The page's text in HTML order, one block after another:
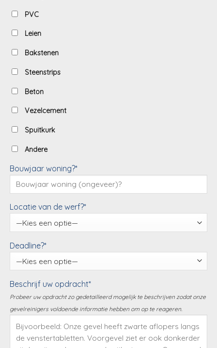
PVC
Leien
Bakstenen
Steenstrips
Beton
Vezelcement
Spuitkurk
Andere
Bouwjaar woning?*
Locatie van de werf?*
Deadline?*
Beschrijf uw opdracht*
Probeer uw opdracht zo gedetailleerd mogelijk te beschrijven zodat onze
gevelreinigers voldoende informatie hebben om op te reageren.